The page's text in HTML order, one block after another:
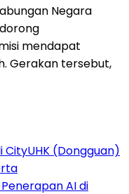
Negara
mendapat
Gerakan tersebut,
CityUHK (Dongguan)
AI di